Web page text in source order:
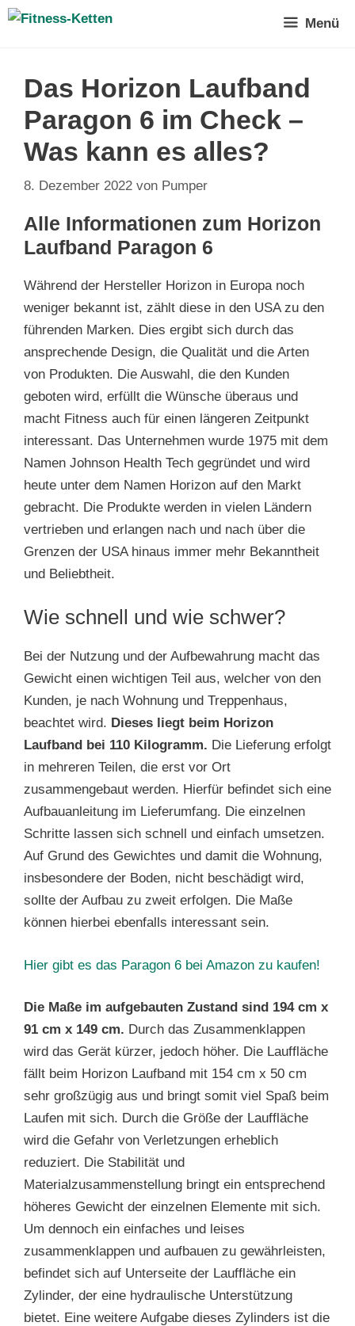
Zum
Menü
Das Horizon Laufband
Paragon 6 im Check –
Was kann es alles?
8. Dezember 2022 von Pumper
Alle Informationen zum Horizon
Laufband Paragon 6
Während der Hersteller Horizon in Europa noch
weniger bekannt ist, zählt diese in den USA zu den
führenden Marken. Dies ergibt sich durch das
ansprechende Design, die Qualität und die Arten
von Produkten. Die Auswahl, die den Kunden
geboten wird, erfüllt die Wünsche überaus und
macht Fitness auch für einen längeren Zeitpunkt
interessant. Das Unternehmen wurde 1975 mit dem
Namen Johnson Health Tech gegründet und wird
heute unter dem Namen Horizon auf den Markt
gebracht. Die Produkte werden in vielen Ländern
vertrieben und erlangen nach und nach über die
Grenzen der USA hinaus immer mehr Bekanntheit
und Beliebtheit.
Wie schnell und wie schwer?
Bei der Nutzung und der Aufbewahrung macht das
Gewicht einen wichtigen Teil aus, welcher von den
Kunden, je nach Wohnung und Treppenhaus,
beachtet wird. Dieses liegt beim Horizon
Laufband bei 110 Kilogramm. Die Lieferung erfolgt
in mehreren Teilen, die erst vor Ort
zusammengebaut werden. Hierfür befindet sich eine
Aufbauanleitung im Lieferumfang. Die einzelnen
Schritte lassen sich schnell und einfach umsetzen.
Auf Grund des Gewichtes und damit die Wohnung,
insbesondere der Boden, nicht beschädigt wird,
sollte der Aufbau zu zweit erfolgen. Die Maße
können hierbei ebenfalls interessant sein.
Hier gibt es das Paragon 6 bei Amazon zu kaufen!
Die Maße im aufgebauten Zustand sind 194 cm x
91 cm x 149 cm. Durch das Zusammenklappen
wird das Gerät kürzer, jedoch höher. Die Lauffläche
fällt beim Horizon Laufband mit 154 cm x 50 cm
sehr großzügig aus und bringt somit viel Spaß beim
Laufen mit sich. Durch die Größe der Lauffläche
wird die Gefahr von Verletzungen erheblich
reduziert. Die Stabilität und
Materialzusammenstellung bringt ein entsprechend
höheres Gewicht der einzelnen Elemente mit sich.
Um dennoch ein einfaches und leises
zusammenklappen und aufbauen zu gewährleisten,
befindet sich auf Unterseite der Lauffläche ein
Zylinder, der eine hydraulische Unterstützung
bietet. Eine weitere Aufgabe dieses Zylinders ist die